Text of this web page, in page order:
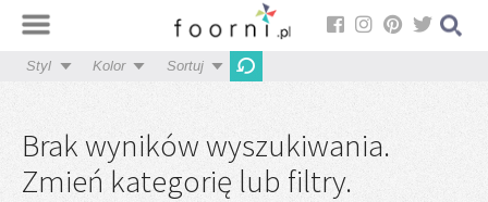
Styl Kolor Sortuj
Brak wyników wyszukiwania.
Zmień kategorię lub filtry.